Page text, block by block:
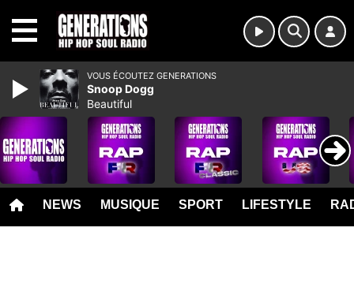
NEWS MUSIQUE SPORT LIFESTYLE
VOUS ÉCOUTEZ GENERATIONS
Snoop Dogg
Beautiful